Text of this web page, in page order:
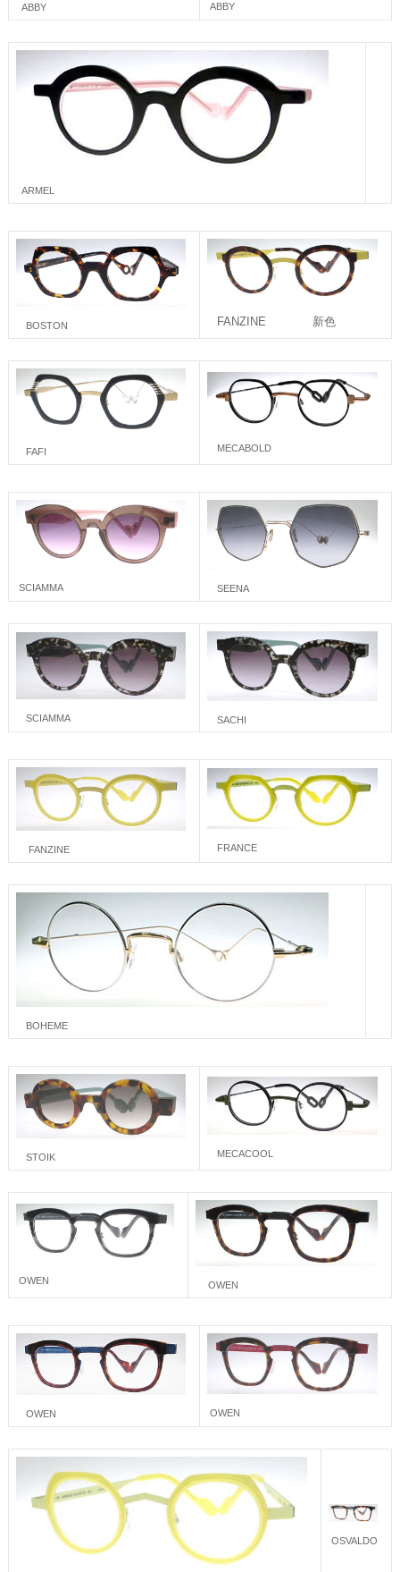
ABBY ABBY
ARMEL
BOSTON FANZINE 新色
FAFI MECABOLD
SCIAMMA SEENA
SCIAMMA SACHI
FANZINE FRANCE
BOHEME
STOIK MECACOOL
OWEN OWEN
OWEN OWEN
OSVALDO